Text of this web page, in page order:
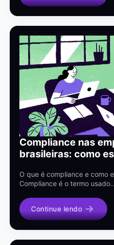
Compliance nas
brasileiras: como
O que é compliance e como
Compliance é o termo
Continue lendo